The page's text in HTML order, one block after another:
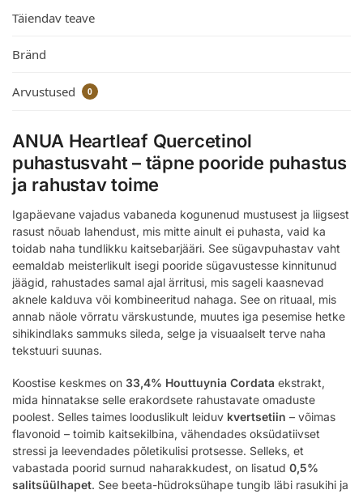
Täiendav teave
Bränd
Arvustused 0
ANUA Heartleaf Quercetinol
puhastusvaht – täpne pooride puhastus
ja rahustav toime
Igapäevane vajadus vabaneda kogunenud mustusest ja liigsest
rasust nõuab lahendust, mis mitte ainult ei puhasta, vaid ka
toidab naha tundlikku kaitsebarjääri. See sügavpuhastav vaht
eemaldab meisterlikult isegi pooride sügavustesse kinnitunud
jäägid, rahustades samal ajal ärritusi, mis sageli kaasnevad
aknele kalduva või kombineeritud nahaga. See on rituaal, mis
annab näole võrratu värskustunde, muutes iga pesemise hetke
sihikindlaks sammuks sileda, selge ja visuaalselt terve naha
tekstuuri suunas.
Koostise keskmes on 33,4% Houttuynia Cordata ekstrakt,
mida hinnatakse selle erakordsete rahustavate omaduste
poolest. Selles taimes looduslikult leiduv kvertsetiin – võimas
flavonoid – toimib kaitsekilbina, vähendades oksüdatiivset
stressi ja leevendades põletikulisi protsesse. Selleks, et
vabastada poorid surnud naharakkudest, on lisatud 0,5%
salitsüülhapet. See beeta-hüdroksühape tungib läbi rasukihi ja